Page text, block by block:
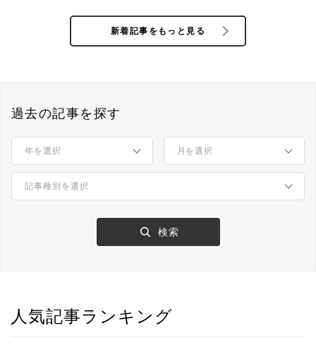
新着記事をもっと見る
過去の記事を探す
人気記事ランキング